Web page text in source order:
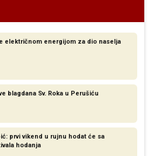
električnom energijom za dio naselja
blagdana Sv. Roka u Perušiću
prvi vikend u rujnu hodat će sa
hodanja